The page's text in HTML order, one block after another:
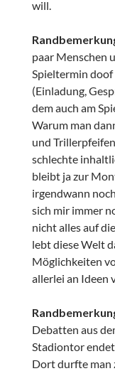
will.
paar Menschen
Spieltermin doof
(Einladung,
dem auch am
Warum man
und
schlechte
bleibt ja zur
irgendwann
sich mir immer
nicht alles auf
lebt diese Welt
Möglichkeiten
allerlei an Ideen
Debatten aus
Stadiontor
Dort durfte man